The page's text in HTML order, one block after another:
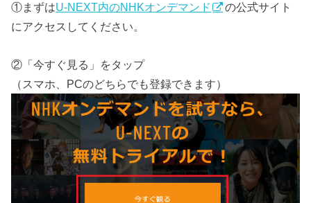
①まずはU-NEXT内のNHKオンデマンド
の公式サイト
にアクセスしてください。
②「今すぐ見る」をタップ
（スマホ、PCのどちらでも登録できます）